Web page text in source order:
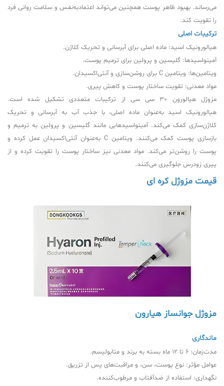
می‌رساند. بهبود ظاهر پوست همچنین می‌تواند اعتمادبه‌نفس و سلامت روانی فرد
را تقویت کند.
ترکیبات اصلی
هیالورونیک اسید: ماده اصلی برای آبرسانی و تحریک کلاژن.
آمینواسیدها: گلیسین و پرولین برای ترمیم پوست.
ویتامین‌ها: ویتامین C برای روشن‌سازی و آنتی‌اکسیدان.
مواد معدنی: تقویت ساختار پوست و کاهش پیری.
مزوژل هیالورون 30 سی سی از ترکیبات متعددی تشکیل شده است.
هیالورونیک اسید به‌عنوان ماده اصلی، با جذب آب به آبرسانی و تحریک
کلاژن‌سازی کمک می‌کند. آمینواسیدهایی مانند گلیسین و پرولین به ترمیم و
بازسازی پوست کمک می‌کنند. ویتامین C به‌عنوان آنتی‌اکسیدان عمل کرده و
پوست را روشن‌تر می‌کند. مواد معدنی نیز ساختار پوست را تقویت کرده و از
پیری زودرس جلوگیری می‌کنند.
قیمت مزوژل کره ای
مزوژل جوانساز هیارون
ماندگاری
مدت‌زمان: 6 تا 12 ماه بسته به برند و متابولیسم.
عوامل مؤثر: نوع پوست، سن، و مراقبت‌های پس از تزریق.
نگهداری: استفاده از ضدآفتاب و مرطوب‌کننده.